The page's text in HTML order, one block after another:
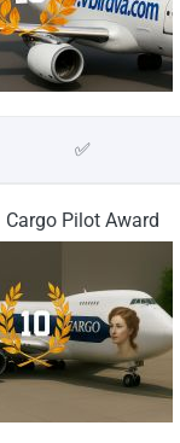
✅
Cargo Pilot Award